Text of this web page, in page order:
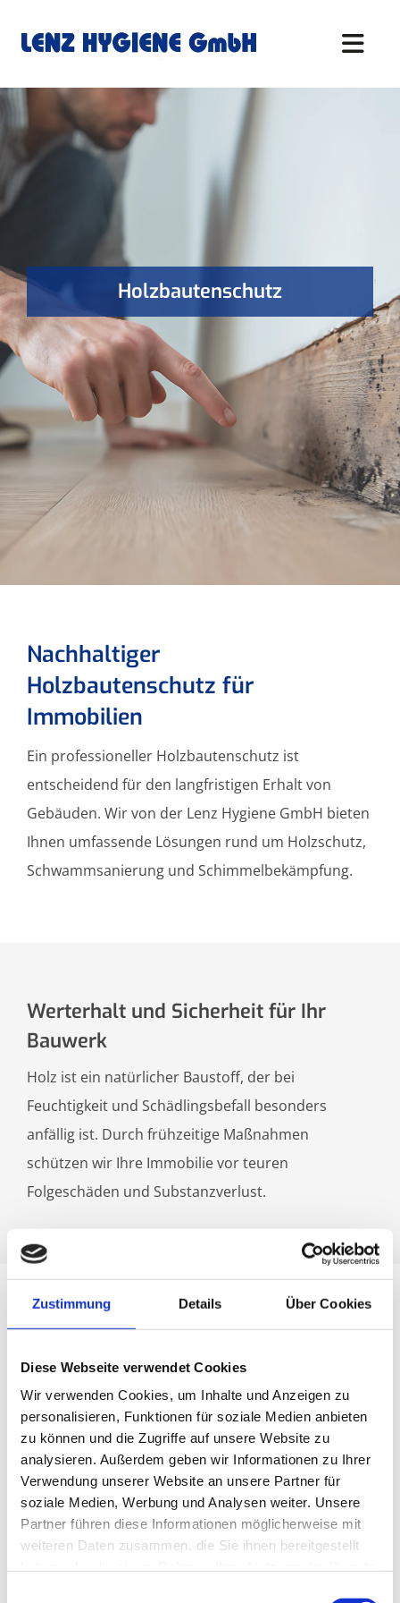
Zustimmung Details Über Cookies
Diese Webseite verwendet Cookies
Wir verwenden Cookies, um Inhalte und Anzeigen zu
personalisieren, Funktionen für soziale Medien anbieten
zu können und die Zugriffe auf unsere Website zu
analysieren. Außerdem geben wir Informationen zu Ihrer
Verwendung unserer Website an unsere Partner für
soziale Medien, Werbung und Analysen weiter. Unsere
Partner führen diese Informationen möglicherweise mit
weiteren Daten zusammen, die Sie ihnen bereitgestellt
Holzbautenschutz
Nachhaltiger
Holzbautenschutz für
Immobilien
Ein professioneller Holzbautenschutz ist
entscheidend für den langfristigen Erhalt von
Gebäuden. Wir von der Lenz Hygiene GmbH bieten
Ihnen umfassende Lösungen rund um Holzschutz,
Schwammsanierung und Schimmelbekämpfung.
Werterhalt und Sicherheit für Ihr
Bauwerk
Holz ist ein natürlicher Baustoff, der bei
Feuchtigkeit und Schädlingsbefall besonders
anfällig ist. Durch frühzeitige Maßnahmen
schützen wir Ihre Immobilie vor teuren
Folgeschäden und Substanzverlust.
Unsere Leistungen im
Holzbautenschutz
Holzschutz und Schwammsanierung
Wir bekämpfen holzzerstörende Pilze und
Schädlinge und führen professionelle
Schwammsanierungen nach aktuellen Richtlinien
durch.
Bauwerksabdichtung und Trockenlegung